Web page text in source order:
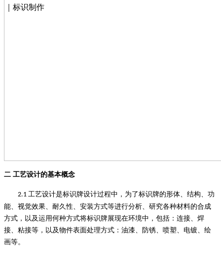
二 工艺设计的基本概念
2.1 工艺设计是标识牌设计过程中，为了标识牌的形体、结构、功
能、视觉效果、耐久性、安装方式等进行分析、研究各种材料的合成
方式，以及运用何种方式将标识牌展现在环境中，包括：连接、焊
接、粘接等，以及物件表面处理方式：油漆、防锈、喷塑、电镀、绘
画等。